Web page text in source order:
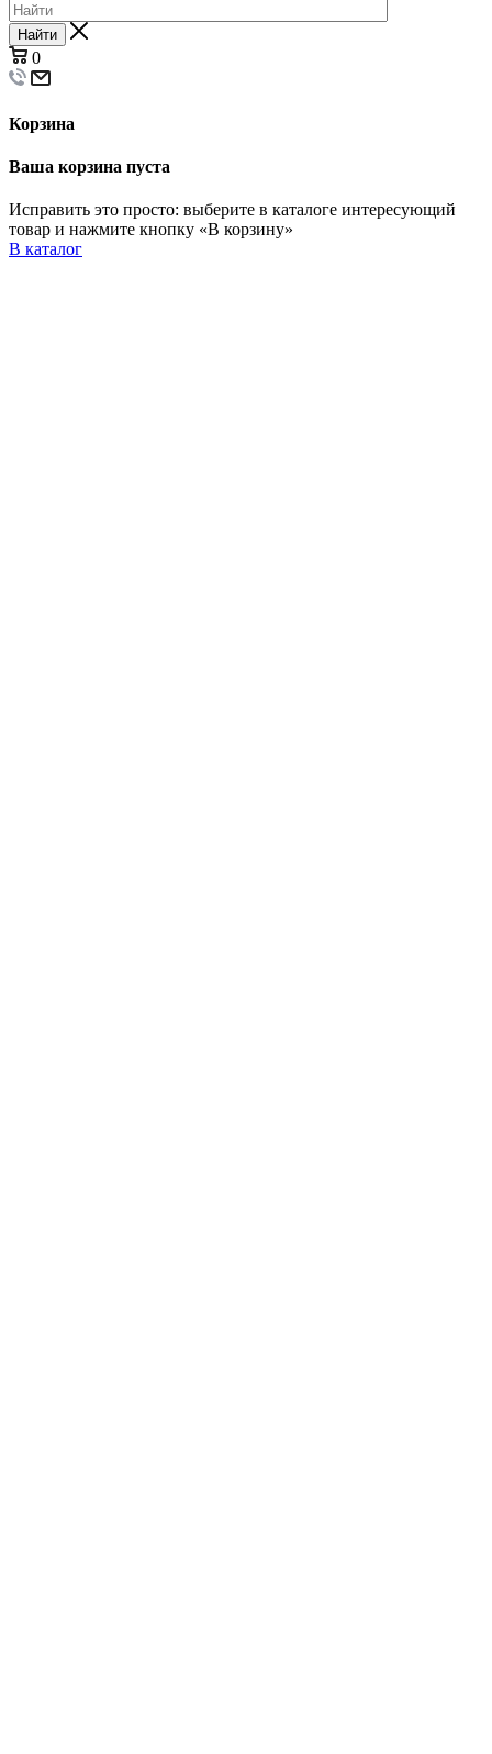
Найти
0
Корзина
Ваша корзина пуста
Исправить это просто: выберите в каталоге интересующий
товар и нажмите кнопку «В корзину»
В каталог